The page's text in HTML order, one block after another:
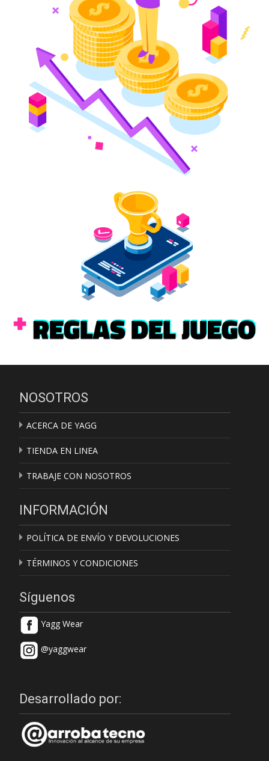
NOSOTROS
ACERCA DE YAGG
TIENDA EN LINEA
TRABAJE CON NOSOTROS
INFORMACIÓN
POLÍTICA DE ENVÍO Y DEVOLUCIONES
TÉRMINOS Y CONDICIONES
Síguenos
Yagg Wear
@yaggwear
Desarrollado por: